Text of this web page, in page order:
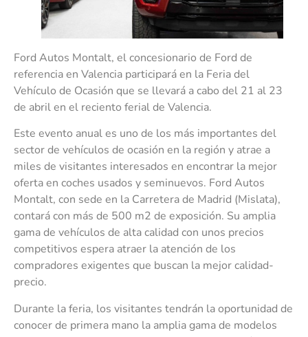
Ford Autos Montalt, el concesionario de Ford de
referencia en Valencia participará en la Feria del
Vehículo de Ocasión que se llevará a cabo del 21 al 23
de abril en el reciento ferial de Valencia.
Este evento anual es uno de los más importantes del
sector de vehículos de ocasión en la región y atrae a
miles de visitantes interesados en encontrar la mejor
oferta en coches usados y seminuevos. Ford Autos
Montalt, con sede en la Carretera de Madrid (Mislata),
contará con más de 500 m2 de exposición. Su amplia
gama de vehículos de alta calidad con unos precios
competitivos espera atraer la atención de los
compradores exigentes que buscan la mejor calidad-
precio.
Durante la feria, los visitantes tendrán la oportunidad de
conocer de primera mano la amplia gama de modelos